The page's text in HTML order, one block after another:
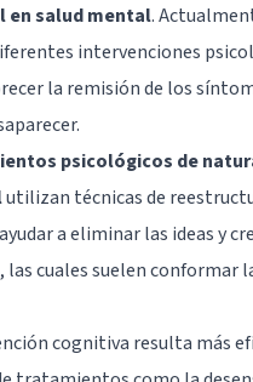
en salud mental.
intervenciones
la remisión de los
psicológicos de
utilizan técnicas de
a eliminar las ideas y
cuales suelen conformar
cognitiva resulta más